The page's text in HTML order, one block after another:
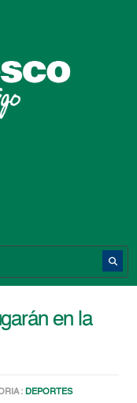
en la
:DEPORTES